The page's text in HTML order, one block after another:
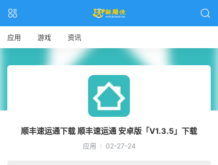
应用 游戏 资讯
顺丰速运通下载 顺丰速运通 安卓版「V1.3.5」下载
应用 02-27-24